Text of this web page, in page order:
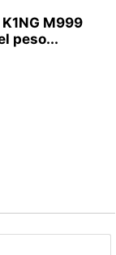
M999
peso...